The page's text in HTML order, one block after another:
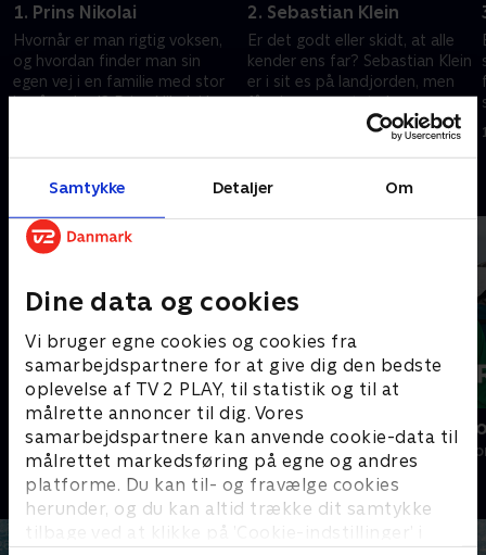
Samtykke Detaljer Om
Dine data og cookies
Vi bruger egne cookies og cookies fra
samarbejdspartnere for at give dig den bedste
oplevelse af TV 2 PLAY, til statistik og til at
målrette annoncer til dig. Vores
samarbejdspartnere kan anvende cookie-data til
målrettet markedsføring på egne og andres
platforme. Du kan til- og fravælge cookies
herunder, og du kan altid trække dit samtykke
tilbage ved at klikke på ’Cookie-indstillinger’ i
1. Prins Nikolai
Hvornår er man rigtig voksen,
og hvordan finder man sin
egen vej i en familie med stor
bevågenhed? Prins Nikolai har
2. Sebastian Klein
Er det godt eller skidt, at alle
kender ens far? Sebastian Klein
er i sit es på landjorden, men
får sig en uventet aha-
oplevelse på vandet sammen
16. maj 2023 • 28 min
Andre så også
Kurs mod fjerne kyster
Livsstil • 4 sæsoner
Kurs mod
Livsstil • 1